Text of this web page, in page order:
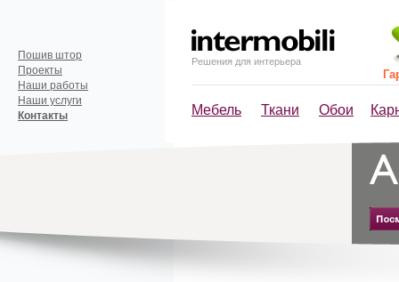
Решения для интерьера
Мебель Ткани Обои
Пошив штор
Проекты
Наши работы
Наши услуги
Контакты